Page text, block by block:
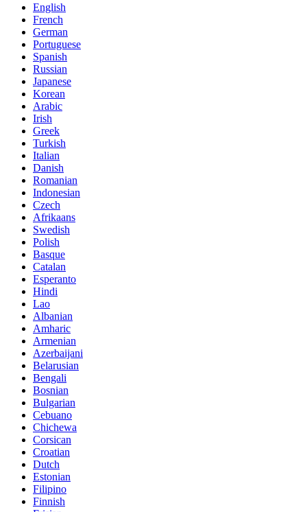
English
French
German
Portuguese
Spanish
Russian
Japanese
Korean
Arabic
Irish
Greek
Turkish
Italian
Danish
Romanian
Indonesian
Czech
Afrikaans
Swedish
Polish
Basque
Catalan
Esperanto
Hindi
Lao
Albanian
Amharic
Armenian
Azerbaijani
Belarusian
Bengali
Bosnian
Bulgarian
Cebuano
Chichewa
Corsican
Croatian
Dutch
Estonian
Filipino
Finnish